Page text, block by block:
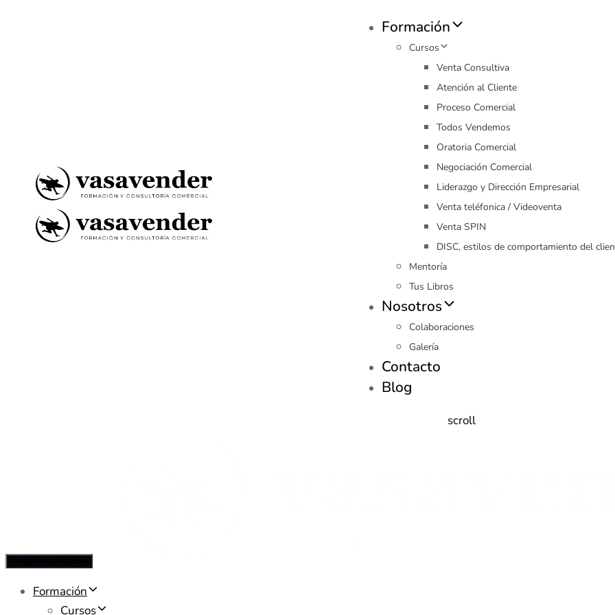
Formación
Cursos
Venta Consultiva
Atención al Cliente
Proceso Comercial
Todos Vendemos
Oratoria Comercial
Negociación Comercial
Liderazgo y Dirección Empresarial
Venta teléfonica / Videoventa
Venta SPIN
DISC, estilos de comportamiento del
Mentoría
Tus Libros
Nosotros
Colaboraciones
Galería
Contacto
Blog
scroll
Formación
Cursos